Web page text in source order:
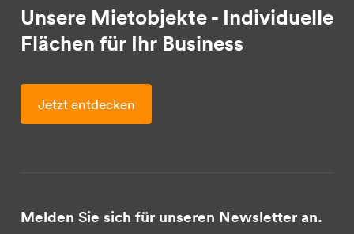
Unsere Mietobjekte - Individuelle
Flächen für Ihr Business
Jetzt entdecken
Melden Sie sich für unseren Newsletter an.